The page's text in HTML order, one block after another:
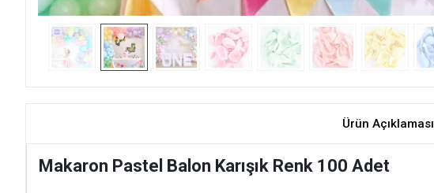
Ürün Açıklaması
Makaron Pastel Balon Karışık Renk 100 Adet